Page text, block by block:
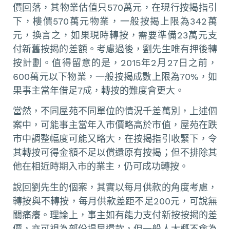
價回落，其物業估值只570萬元，在現行按揭指引
下，樓價570萬元物業，一般按揭上限為342萬
元，換言之，如果現時轉按，需要準備23萬元支
付新舊按揭的差額。考慮過後，劉先生唯有押後轉
按計劃。值得留意的是，2015年2月27日之前，
600萬元以下物業，一般按揭成數上限為70%，如
果事主當年借足7成，轉按的難度會更大。
當然，不同屋苑不同單位的情況千差萬別，上述個
案中，可能事主當年入市價略高於市值，屋苑在跌
市中調整幅度可能又略大，在按揭指引收緊下，令
其轉按可得金額不足以償還原有按揭；但不排除其
他在相近時期入市的業主，仍可成功轉按。
說回劉先生的個案，其實以每月供款的角度考慮，
轉按與不轉按，每月供款差距不足200元，可說無
關痛癢。理論上，事主如有能力支付新按按揭的差